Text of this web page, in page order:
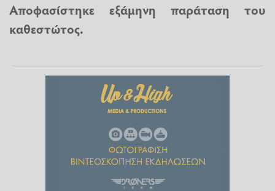
Αποφασίστηκε εξάμηνη παράταση του
καθεστώτος.